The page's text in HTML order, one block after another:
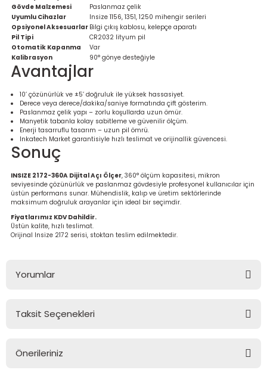
Ölçer
Gövde Malzemesi
Paslanmaz çelik
Uyumlu Cihazlar
Insize 1156, 1351, 1250 mihengir serileri
Opsiyonel Aksesuarlar Bilgi çıkış kablosu, kelepçe aparatı
Pil Tipi
CR2032 lityum pil
Otomatik Kapanma
Var
Kalibrasyon
90° gönye desteğiyle
Avantajlar
10’ çözünürlük ve ±5’ doğruluk ile yüksek hassasiyet.
Derece veya derece/dakika/saniye formatında çift gösterim.
Paslanmaz çelik yapı – zorlu koşullarda uzun ömür.
Manyetik tabanla kolay sabitleme ve güvenilir ölçüm.
Enerji tasarruflu tasarım – uzun pil ömrü.
Inkatech Market garantisiyle hızlı teslimat ve orijinallik güvencesi.
Sonuç
INSIZE 2172-360A Dijital Açı Ölçer, 360° ölçüm kapasitesi, mikron
seviyesinde çözünürlük ve paslanmaz gövdesiyle profesyonel kullanıcılar için
üstün performans sunar. Mühendislik, kalıp ve üretim sektörlerinde
maksimum doğruluk arayanlar için ideal bir seçimdir.
Fiyatlarımız KDV Dahildir.
Üstün kalite, hızlı teslimat.
Orijinal Insize 2172 serisi, stoktan teslim edilmektedir.
Yorumlar
Bu ürüne ilk yorumu siz yapın!
Taksit Seçenekleri
Önerileriniz